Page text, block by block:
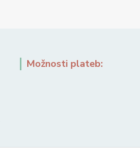
Možnosti plateb: